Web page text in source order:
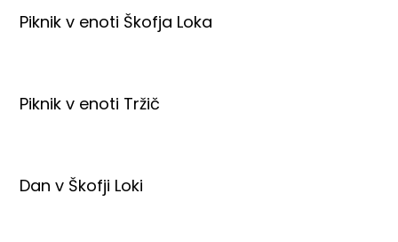
Piknik v enoti Škofja Loka
Piknik v enoti Tržič
Dan v Škofji Loki